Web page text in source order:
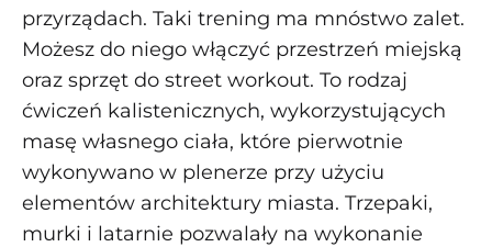
przyrządach. Taki trening ma mnóstwo zalet.
Możesz do niego włączyć przestrzeń miejską
oraz sprzęt do street workout. To rodzaj
ćwiczeń kalistenicznych, wykorzystujących
masę własnego ciała, które pierwotnie
wykonywano w plenerze przy użyciu
elementów architektury miasta. Trzepaki,
murki i latarnie pozwalały na wykonanie